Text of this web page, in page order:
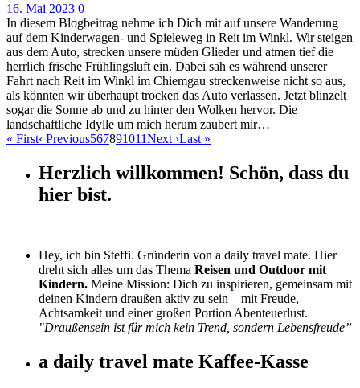
16. Mai 2023 0
In diesem Blogbeitrag nehme ich Dich mit auf unsere Wanderung
auf dem Kinderwagen- und Spieleweg in Reit im Winkl. Wir steigen
aus dem Auto, strecken unsere müden Glieder und atmen tief die
herrlich frische Frühlingsluft ein. Dabei sah es während unserer
Fahrt nach Reit im Winkl im Chiemgau streckenweise nicht so aus,
als könnten wir überhaupt trocken das Auto verlassen. Jetzt blinzelt
sogar die Sonne ab und zu hinter den Wolken hervor. Die
landschaftliche Idylle um mich herum zaubert mir…
« First‹ Previous567891011Next ›Last »
Herzlich willkommen! Schön, dass du
hier bist.
Hey, ich bin Steffi. Gründerin von a daily travel mate. Hier
dreht sich alles um das Thema Reisen und Outdoor mit
Kindern. Meine Mission: Dich zu inspirieren, gemeinsam mit
deinen Kindern draußen aktiv zu sein – mit Freude,
Achtsamkeit und einer großen Portion Abenteuerlust.
"Draußensein ist für mich kein Trend, sondern Lebensfreude”
a daily travel mate Kaffee-Kasse